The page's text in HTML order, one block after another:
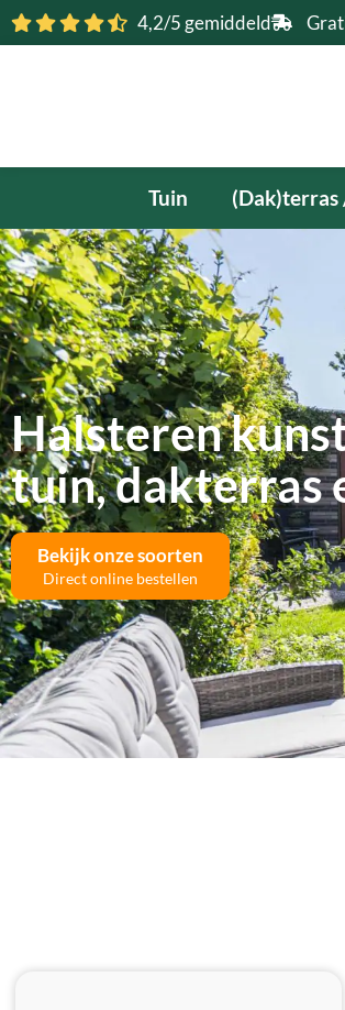
Ga
naar
4,2/5 gemiddeld
Tuin (Dak)terras
Halsteren
tuin, dakterras
Bekijk onze soorten
Direct online bestellen